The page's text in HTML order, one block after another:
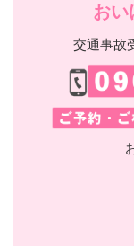
おい
交通事故